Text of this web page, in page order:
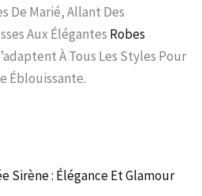
De Marié, Allant Des
Aux Élégantes Robes
À Tous Les Styles Pour
Éblouissante.
Sirène : Élégance Et Glamour